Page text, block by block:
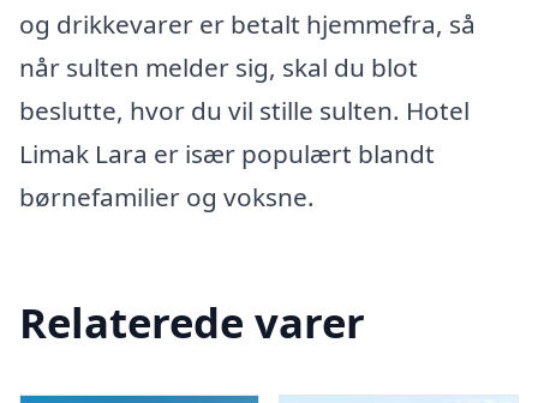
og drikkevarer er betalt hjemmefra, så
når sulten melder sig, skal du blot
beslutte, hvor du vil stille sulten. Hotel
Limak Lara er især populært blandt
børnefamilier og voksne.
Relaterede varer